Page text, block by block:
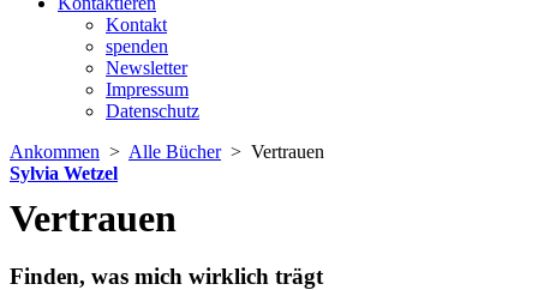
Kontakt
spenden
Newsletter
Impressum
Datenschutz­
Ankommen > Alle Bücher> Vertrauen
Sylvia Wetzel
Vertrauen
Finden, was mich wirklich trägt